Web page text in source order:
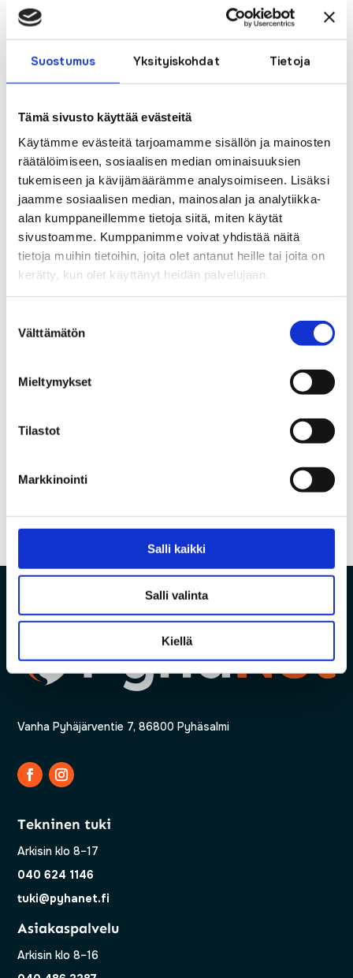
Suostumus Yksityiskohdat Tietoja
Tämä sivusto käyttää evästeitä
Käytämme evästeitä tarjoamamme sisällön ja mainosten
räätälöimiseen, sosiaalisen median ominaisuuksien
tukemiseen ja kävijämäärämme analysoimiseen. Lisäksi
jaamme sosiaalisen median, mainosalan ja analytiikka-
alan kumppaneillemme tietoja siitä, miten käytät
sivustoamme. Kumppanimme voivat yhdistää näitä
tietoja muihin tietoihin, joita olet antanut heille tai joita on
kerätty, kun olet käyttänyt heidän palvelujaan.
valinta
Välttämätön
Mieltymykset
Tilastot
Markkinointi
Salli kaikki
Salli valinta
Kiellä
PyhäNet haluaa toivottaa kaikille oikein hyvää ja
Luitko jo nämä?
PyhäNetin palvelut laajentuvat Elisan
valokuituverkkoon Haapajärvellä
Pekola Suomen Seutuverkkojen hallitukseen
112- päivänä syytä huomioida vahinkojen
ennaltaehkäisy
Nyt vietetään mediataitoviikkoa – Huoli
digiosaamisesta ja myös medialukutaidosta
Joulun ja vuodenvaihteen aukioloajat
Valokuituliittymä nopein ja luotettavin
internetyhteys
Coronavirustilanne lisää etätöiden tekemistä
Seuraava→
Vanha Pyhäjärventie 7, 86800 Pyhäsalmi
Tekninen tuki
Arkisin klo 8–17
040 624 1146
tuki@pyhanet.fi
Asiakaspalvelu
Arkisin klo 8–16